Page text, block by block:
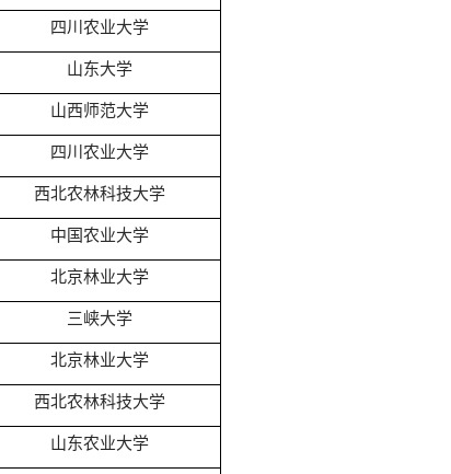
四川农业大学
山东大学
山西师范大学
四川农业大学
西北农林科技大学
中国农业大学
北京林业大学
三峡大学
北京林业大学
西北农林科技大学
山东农业大学